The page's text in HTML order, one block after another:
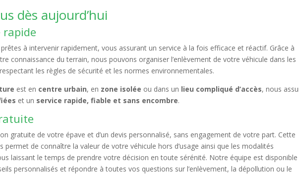
dès aujourd’hui
rapide
à intervenir rapidement, vous assurant un service à la fois efficace et réactif. Grâce à
connaissance du terrain, nous pouvons organiser l’enlèvement de votre véhicule dans les
les règles de sécurité et les normes environnementales.
est en centre urbain, en zone isolée ou dans un lieu compliqué d’accès, nous
et un service rapide, fiable et sans encombre.
gratuite de votre épave et d’un devis personnalisé, sans engagement de votre part. Cette
permet de connaître la valeur de votre véhicule hors d’usage ainsi que les modalités
laissant le temps de prendre votre décision en toute sérénité. Notre équipe est disponible
personnalisés et répondre à toutes vos questions sur l’enlèvement, la dépollution ou le